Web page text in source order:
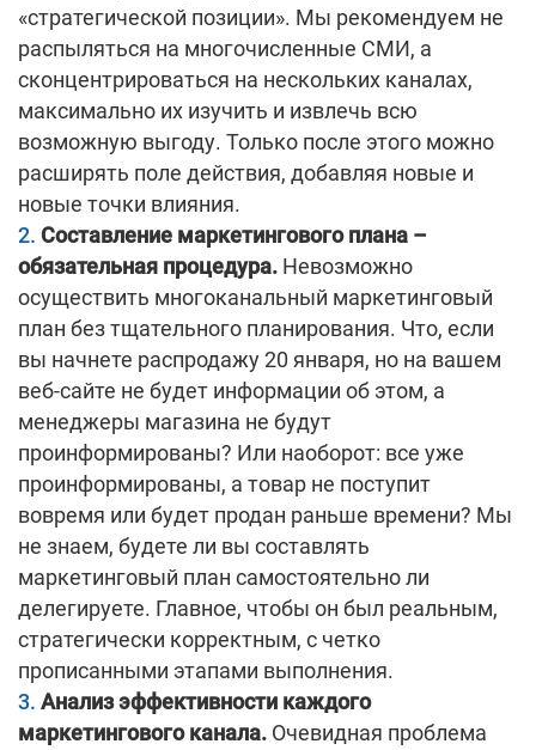
«стратегической позиции». Мы рекомендуем не
распыляться на многочисленные СМИ, а
сконцентрироваться на нескольких каналах,
максимально их изучить и извлечь всю
возможную выгоду. Только после этого можно
расширять поле действия, добавляя новые и
новые точки влияния.
Составление маркетингового плана –
обязательная процедура. Невозможно
осуществить многоканальный маркетинговый
план без тщательного планирования. Что, если
вы начнете распродажу 20 января, но на вашем
веб-сайте не будет информации об этом, а
менеджеры магазина не будут
проинформированы? Или наоборот: все уже
проинформированы, а товар не поступит
вовремя или будет продан раньше времени? Мы
не знаем, будете ли вы составлять
маркетинговый план самостоятельно ли
делегируете. Главное, чтобы он был реальным,
стратегически корректным, с четко
прописанными этапами выполнения.
Анализ эффективности каждого
маркетингового канала. Очевидная проблема